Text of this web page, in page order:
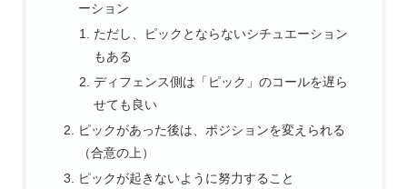
ーション
ただし、ピックとならないシチュエーション
もある
ディフェンス側は「ピック」のコールを遅ら
せても良い
ピックがあった後は、ポジションを変えられる
（合意の上）
ピックが起きないように努力すること